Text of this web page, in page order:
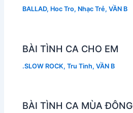
BALLAD, Hoc Tro, Nhạc Trẻ,VẦN B
BÀI TÌNH CA CHO EM
.SLOW ROCK,Tru Tinh,VẦN B
BÀI TÌNH CA MÙA ĐÔNG